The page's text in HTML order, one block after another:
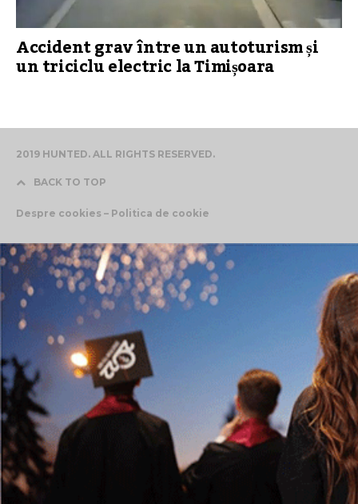
Accident grav între un autoturism și
un triciclu electric la Timișoara
2019 HUNTED. ALL RIGHTS RESERVED.
BACK TO TOP
Despre cookies – Politica de cookie